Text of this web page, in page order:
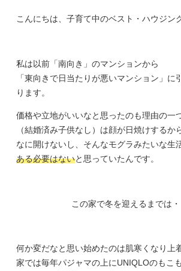
こんにちは、子育て中のベスト・ハウジン
私は以前「南向き」のマンションから
「東向きで日当たりが悪いマンション」に
ります。
価格や立地がいいなと思ったのも理由の一
（結婚済み子供なし）は顔が日焼けするか
なに開けないし、そんなモグラみたいな生
ある必要はないと思っていたんです。
この家で冬を迎えるまでは・
何か変だなと思い始めたのは肌寒くなり上
家では毎年パジャマの上にUNIQLOのもこ